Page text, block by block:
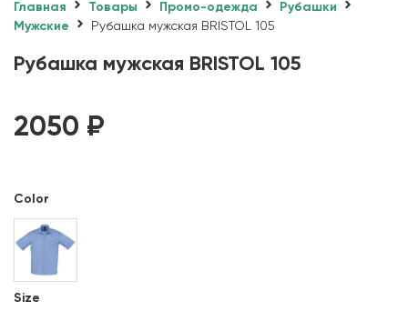
Главная Товары Промо-одежда
Рубашки
Мужские
Рубашка мужская BRISTOL 105
Рубашка мужская BRISTOL 105
2050 ₽
Color
Size